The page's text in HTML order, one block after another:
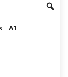
– A1